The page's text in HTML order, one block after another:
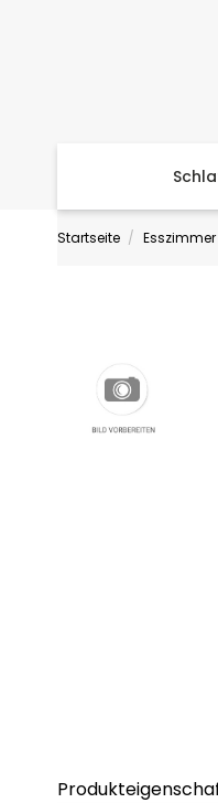
Startseite Esszimmer